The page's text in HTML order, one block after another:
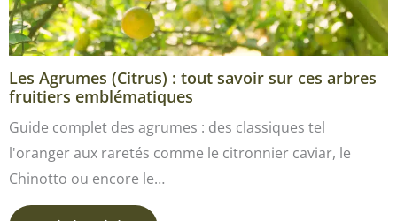
Les Agrumes (Citrus) : tout savoir sur ces arbres
fruitiers emblématiques
Guide complet des agrumes : des classiques tel
l'oranger aux raretés comme le citronnier caviar, le
Chinotto ou encore le…